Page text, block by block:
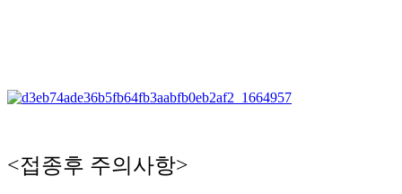
<접종후 주의사항>